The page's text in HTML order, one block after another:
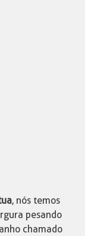
, nós temos
pesando
chamado